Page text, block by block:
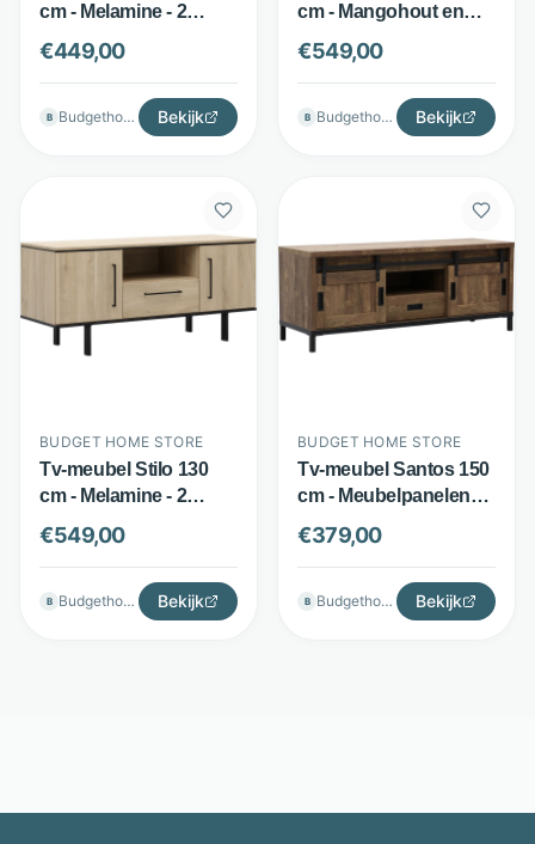
cm - Melamine - 2
softclose kleppen -
Bruin - Budget Home
Store
€449,00
B Budgethomestore Bekijk
cm - Mangohout en
staal - 2 deuren en lade
- Bruin zwart - Budget
Home Store
€549,00
B Budgethomestore Bekijk
BUDGET HOME STORE
Tv-meubel Stilo 130
cm - Melamine - 2
deuren en lade - Fresh
Oak - Budget Home
Store
€549,00
B Budgethomestore Bekijk
BUDGET HOME STORE
Tv-meubel Santos 150
cm - Meubelpanelen
en metaal - 2
schuifdeuren - Bruin -
Budget Home Store
€379,00
B Budgethomestore Bekijk